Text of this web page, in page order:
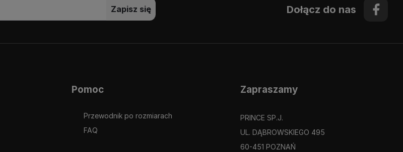
Zapisz się Dołącz do nas
Pomoc
Przewodnik po rozmiarach
FAQ
Zapraszamy
PRINCE SP.J.
UL. DĄBROWSKIEGO 495
60-451 POZNAŃ